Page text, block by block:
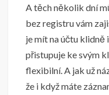
A těch několik dní
bez registru vám
je mít na účtu klidně
přistupuje ke svým
flexibilní. A jak už
že i když máte